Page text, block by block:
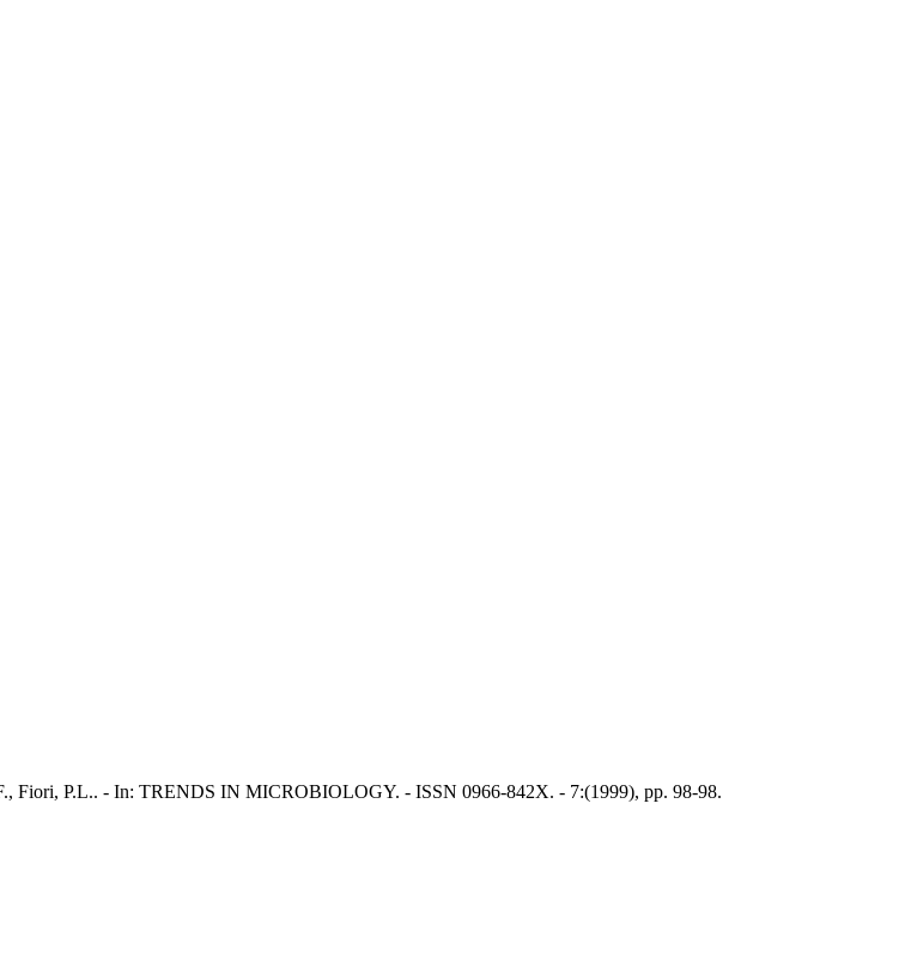
Fiori, P.L.. - In: TRENDS IN MICROBIOLOGY. - ISSN 0966-842X. - 7:(1999), pp. 98-98.